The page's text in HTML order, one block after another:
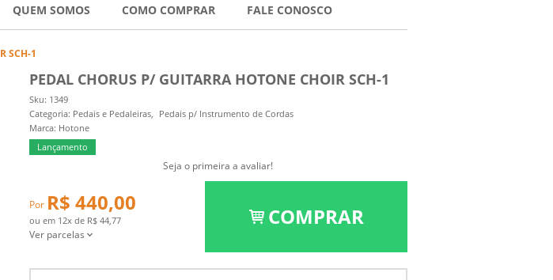
QUEM SOMOS COMO COMPRAR FALE CONOSCO
SCH-1
PEDAL CHORUS P/ GUITARRA HOTONE CHOIR SCH-1
Sku: 1349
Categoria: Pedais e Pedaleiras
Pedais p/ Instrumento de Cordas
Marca: Hotone
Lançamento
Seja o primeira a avaliar!
Por R$ 440,00
ou em 12xde R$ 44,77
Ver parcelas
COMPRAR